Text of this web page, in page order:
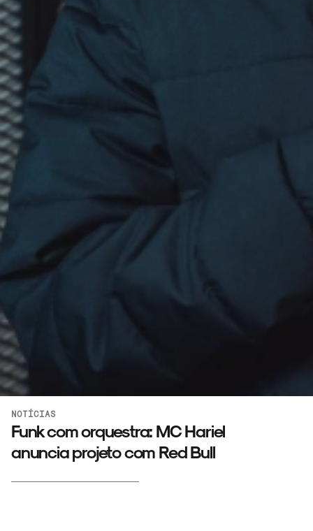
NOTÍCIAS
Funk com orquestra: MC Hariel
anuncia projeto com Red Bull